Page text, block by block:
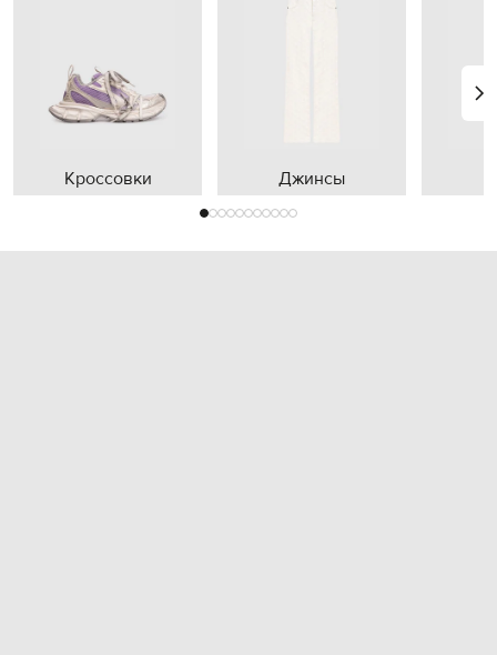
Кроссовки Джинсы